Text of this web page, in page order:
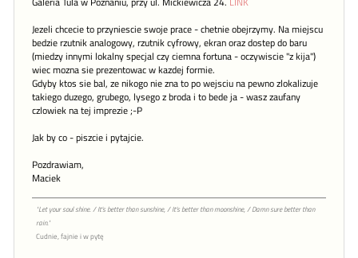
Jezeli chcecie to przyniescie swoje prace - chetnie obejrzymy. Na miejscu
bedzie rzutnik analogowy, rzutnik cyfrowy, ekran oraz dostep do baru
(miedzy innymi lokalny specjal czy ciemna fortuna - oczywiscie "z kija")
wiec mozna sie prezentowac w kazdej formie.
Gdyby ktos sie bal, ze nikogo nie zna to po wejsciu na pewno zlokalizuje
takiego duzego, grubego, lysego z broda i to bede ja - wasz zaufany
czlowiek na tej imprezie ;-P
Jak by co - piszcie i pytajcie.
Pozdrawiam,
Maciek
"Let your soul shine. / It's better than sunshine, / It's better than moonshine, / Damn sure better than
rain."
Cudnie, fajnie i w pytę